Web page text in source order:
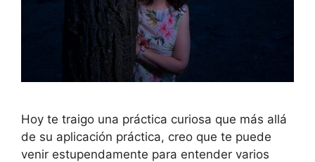
Hoy te traigo una práctica curiosa que más allá
de su aplicación práctica, creo que te puede
venir estupendamente para entender varios